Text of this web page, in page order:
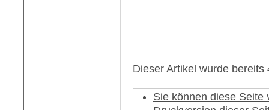
Dieser Artikel wurde
Sie können diese Seite